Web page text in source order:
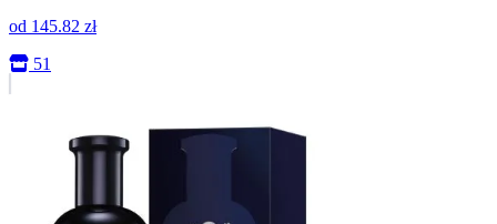
od 145.82 zł
51